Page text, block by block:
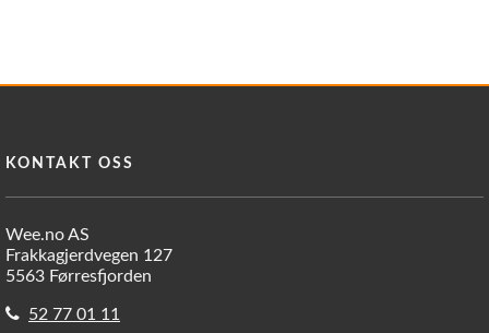
KONTAKT OSS
Wee.no AS
Frakkagjerdvegen 127
5563 Førresfjorden
52 77 01 11